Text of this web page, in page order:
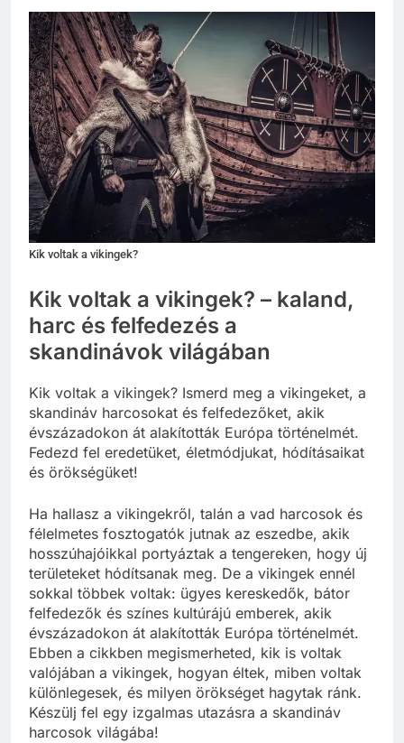
Kik voltak a vikingek?
Kik voltak a vikingek? – kaland,
harc és felfedezés a
skandinávok világában
Kik voltak a vikingek? Ismerd meg a vikingeket, a
skandináv harcosokat és felfedezőket, akik
évszázadokon át alakították Európa történelmét.
Fedezd fel eredetüket, életmódjukat, hódításaikat
és örökségüket!
Ha hallasz a vikingekről, talán a vad harcosok és
félelmetes fosztogatók jutnak az eszedbe, akik
hosszúhajóikkal portyáztak a tengereken, hogy új
területeket hódítsanak meg. De a vikingek ennél
sokkal többek voltak: ügyes kereskedők, bátor
felfedezők és színes kultúrájú emberek, akik
évszázadokon át alakították Európa történelmét.
Ebben a cikkben megismerheted, kik is voltak
valójában a vikingek, hogyan éltek, miben voltak
különlegesek, és milyen örökséget hagytak ránk.
Készülj fel egy izgalmas utazásra a skandináv
harcosok világába!